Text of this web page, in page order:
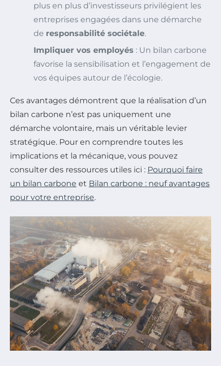
plus en plus d’investisseurs privilégient les
entreprises engagées dans une démarche
de responsabilité sociétale.
Impliquer vos employés : Un bilan carbone
favorise la sensibilisation et l’engagement de
vos équipes autour de l’écologie.
Ces avantages démontrent que la réalisation d’un
bilan carbone n’est pas uniquement une
démarche volontaire, mais un véritable levier
stratégique. Pour en comprendre toutes les
implications et la mécanique, vous pouvez
consulter des ressources utiles ici : Pourquoi faire
un bilan carbone et Bilan carbone : neuf avantages
pour votre entreprise.